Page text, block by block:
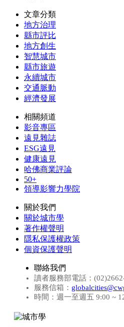
文章分類
地方治理
縣市評比
地方創生
智慧城市
縣市旅遊
永續城市
交通脈動
經濟發展
相關頻道
影音專區
遠見雜誌
ESG遠見
健康遠見
哈佛商業評論
50+
領導影響力學院
關於我們
關於城市學
著作權聲明
隱私保護權政策
個資保護聲明
聯絡我們
讀者服務部電話：
服務信箱：
時間：週一至週五 9:00 ~